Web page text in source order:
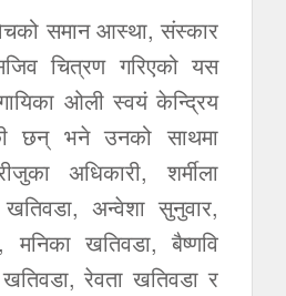
समान आस्था, संस्कार
चित्रण गरिएको यस
ओली स्वयं केन्द्रिय
छन् भने उनको साथमा
अधिकारी, शर्मीला
खतिवडा, अन्वेशा सुनुवार,
खतिवडा, बैष्णवि
रेवता खतिवडा र